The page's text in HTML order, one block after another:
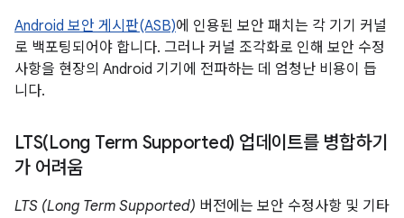
Android 보안 게시판(ASB)에 인용된 보안 패치는 각 기기 커널
로 백포팅되어야 합니다. 그러나 커널 조각화로 인해 보안 수정
사항을 현장의 Android 기기에 전파하는 데 엄청난 비용이 듭
니다.
LTS(Long Term Supported) 업데이트를 병합하기
가 어려움
LTS (Long Term Supported) 버전에는 보안 수정사항 및 기타